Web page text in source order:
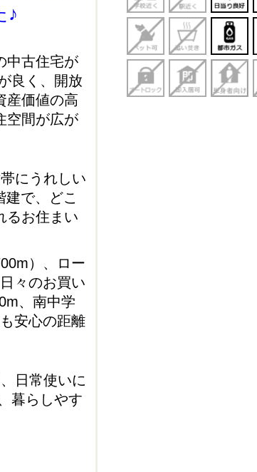
♪
中古住宅が
良く、開放
産価値の高
空間が広が
にうれしい
で、どこ
るお住まい
）、ロー
々のお買い
、南中学
安心の距離
日常使いに
暮らしやす